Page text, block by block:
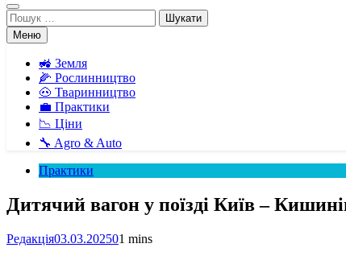
Пошук:
Меню
🚜 Земля
🌽 Рослинництво
🐽 Тваринництво
💼 Практики
📉 Ціни
🔧 Agro & Auto
Практики
Дитячий вагон у поїзді Київ –
Редакція03.03.202501 mins